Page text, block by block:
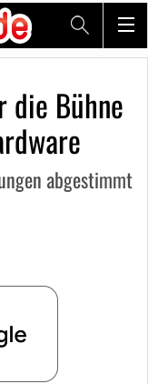
die Bühne
abgestimmt